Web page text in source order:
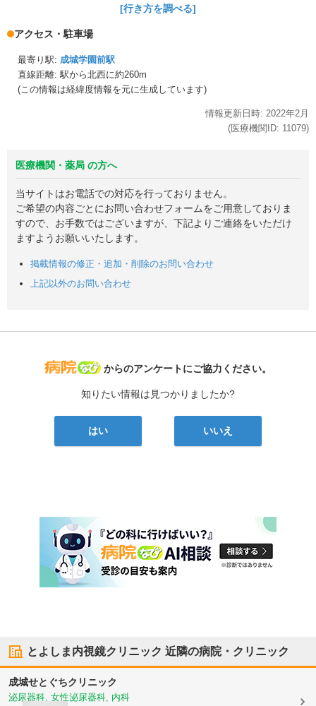
[行き方を調べる]
アクセス・駐車場
最寄り駅: 成城学園前駅
直線距離: 駅から北西に約260m
(この情報は経緯度情報を元に生成しています)
情報更新日時: 2022年2月
(医療機関ID: 11079)
医療機関・薬局 の方へ
当サイトはお電話での対応を行っておりません。
ご希望の内容ごとにお問い合わせフォームをご用意しておりま
すので、お手数ではございますが、下記よりご連絡をいただけ
ますようお願いいたします。
掲載情報の修正・追加・削除のお問い合わせ
上記以外のお問い合わせ
病院なび
からのアンケートにご協力ください。
知りたい情報は見つかりましたか?
はい いいえ
とよしま内視鏡クリニック 近隣の病院・クリニック
成城せとぐちクリニック
泌尿器科, 女性泌尿器科, 内科